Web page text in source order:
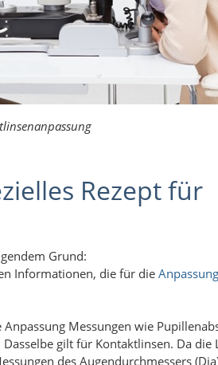
Rezept für
Grund:
Informationen, die für die
Messungen wie
gilt für Kontaktlinsen. Da die
des Augendurchmessers